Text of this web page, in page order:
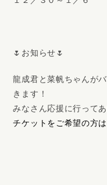
🌷お知らせ🌷
龍成君と菜帆ちゃんが
きます！
みなさん応援に行って
チケットをご希望の方